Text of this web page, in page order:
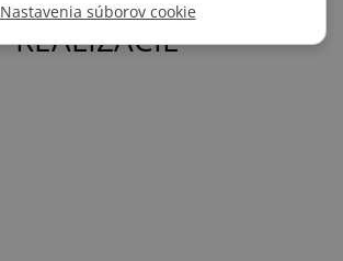
REALIZÁCIE
Nastavenia súborov cookie